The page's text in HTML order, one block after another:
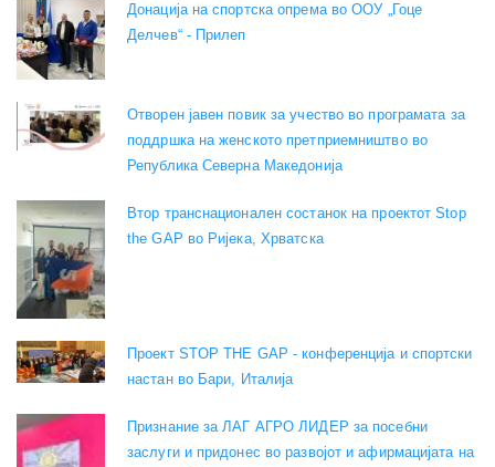
Донација на спортска опрема во ООУ „Гоце
Делчев“ - Прилеп
Отворен јавен повик за учество во програмата за
поддршка на женското претприемништво во
Република Северна Македонија
Втор транснационален состанок на проектот Stop
the GAP во Ријека, Хрватска
Проект STOP THE GAP - конференција и спортски
настан во Бари, Италија
Признание за ЛАГ АГРО ЛИДЕР за посебни
заслуги и придонес во развојот и афирмацијата на